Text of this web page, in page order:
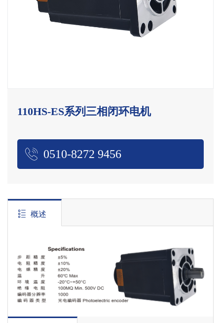
110HS-ES系列三相闭环电机
0510-8272 9456
概述